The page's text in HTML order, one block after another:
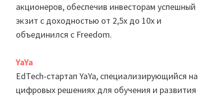
акционеров, обеспечив инвесторам успешный
экзит с доходностью от 2,5х до 10х и
объединился с Freedom.
YaYa
EdTech-стартап YaYa, специализирующийся на
цифровых решениях для обучения и развития